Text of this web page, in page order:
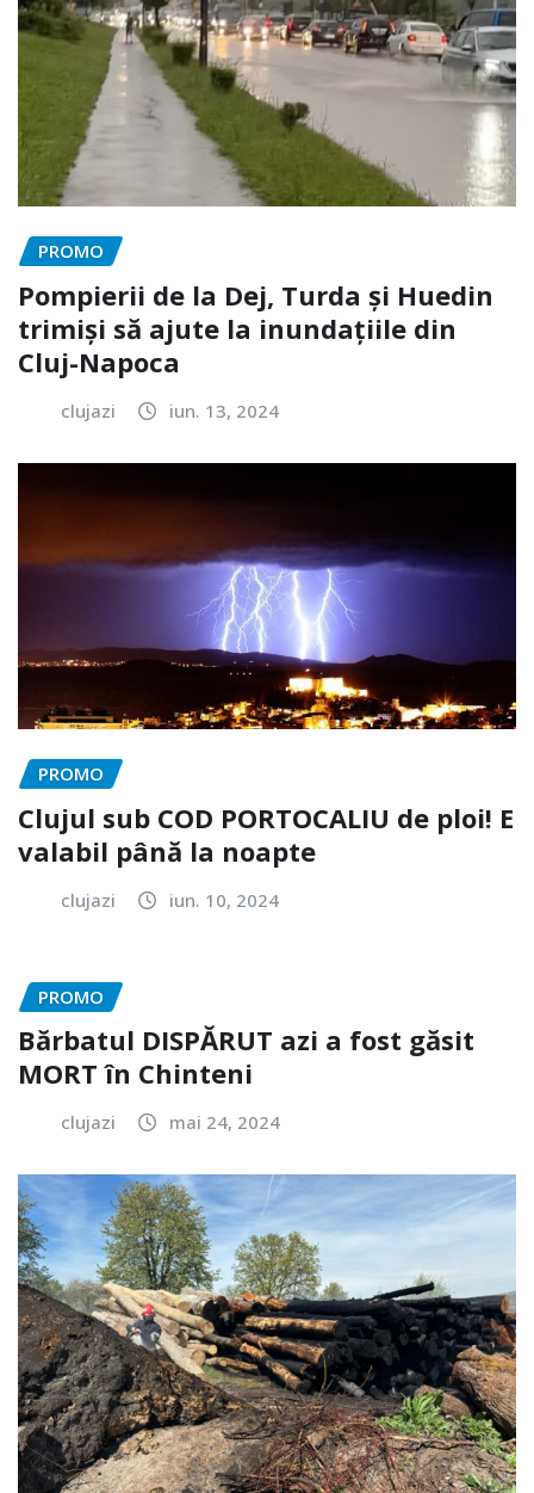
PROMO
Pompierii de la Dej, Turda și Huedin
trimiși să ajute la inundațiile din
Cluj-Napoca
clujazi iun. 13, 2024
PROMO
Clujul sub COD PORTOCALIU de ploi! E
valabil până la noapte
clujazi iun. 10, 2024
PROMO
Bărbatul DISPĂRUT azi a fost găsit
MORT în Chinteni
clujazi mai 24, 2024